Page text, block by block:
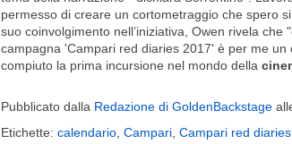
permesso di creare un cortometraggio che spero
suo coinvolgimento nell’iniziativa, Owen rivela
campagna 'Campari red diaries 2017' è per me
compiuto la prima incursione nel mondo della
Pubblicato dalla Redazione di GoldenBackstage
Etichette: calendario, Campari, Campari red diaries